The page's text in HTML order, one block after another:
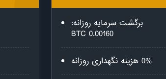
برگشت سرمایه روزانه:
0.00160 BTC
0% هزینه نگهداری روزانه